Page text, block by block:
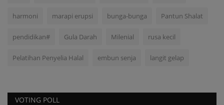
harmoni marapi erupsi bunga-bunga Pantun Shalat
pendidikan# Gula Darah Milenial rusa kecil
Pelatihan Penyelia Halal embun senja langit gelap
VOTING POLL